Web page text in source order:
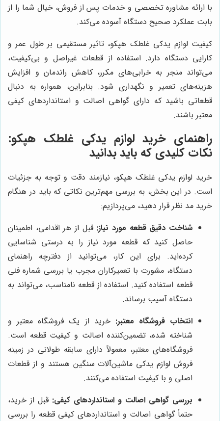
با ارائه مشاوره تخصصی و خدمات پس از فروش، خیال شما را از
بابت عملکرد صحیح دستگاه آسوده می‌کند.
کیفیت لوازم یدکی غلطک هپکو، تاثیر مستقیمی بر طول عمر و
کارایی دستگاه دارد. استفاده از قطعات غیراصل و بی‌کیفیت،
می‌تواند منجر به خرابی‌های مکرر، کاهش راندمان و افزایش
هزینه‌های تعمیر و نگهداری شود. بنابراین، همواره به دنبال
قطعاتی باشید که دارای گواهی اصالت و استانداردهای کیفی
معتبر باشند.
راهنمای خرید لوازم یدکی غلطک هپکو:
نکات کلیدی که باید بدانید
خرید لوازم یدکی غلطک هپکو، نیازمند دقت و توجه به جزئیات
است. در این بخش، به بررسی مهم‌ترین نکاتی که باید در هنگام
خرید مد نظر قرار دهید، می‌پردازیم:
شناخت دقیق قطعه مورد نیاز: قبل از هر اقدامی، اطمینان
حاصل کنید که قطعه مورد نیاز را به درستی شناسایی
کرده‌اید. برای این کار، می‌توانید از دفترچه راهنمای
دستگاه، مشورت با تعمیرکاران مجرب یا بررسی شماره فنی
قطعه استفاده کنید. استفاده از قطعه نامناسب، می‌تواند به
دستگاه آسیب برساند.
انتخاب فروشگاه معتبر: خرید از یک فروشگاه معتبر و
شناخته شده، تضمین‌کننده اصالت و کیفیت قطعه است.
فروشگاه‌های معتبر، معمولاً دارای سابقه طولانی در زمینه
فروش لوازم یدکی ماشین‌آلات سنگین هستند و از قطعات
اصلی و با کیفیت استفاده می‌کنند.
بررسی گواهی اصالت و استانداردهای کیفی: قبل از خرید،
حتماً گواهی اصالت و استانداردهای کیفی قطعه را بررسی